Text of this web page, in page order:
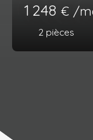
1 248 € /
2 pièces